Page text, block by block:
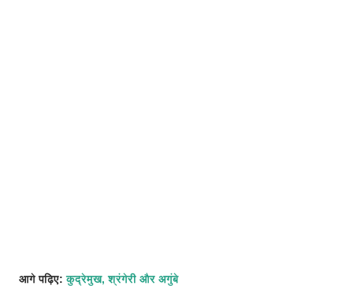
आगे पढ़िए:कुद्रेमुख, श्रंगेरी और अगुंबे